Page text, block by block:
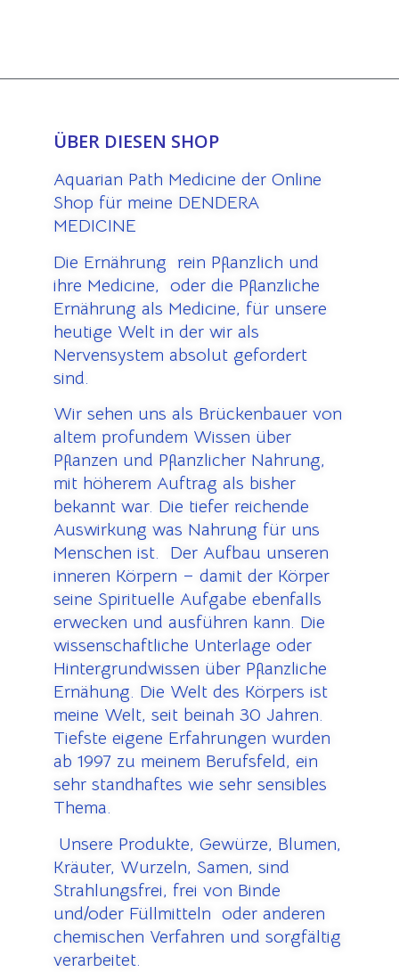
ÜBER DIESEN SHOP
Aquarian Path Medicine der Online
Shop für meine DENDERA
MEDICINE
Die Ernährung rein Pflanzlich und
ihre Medicine, oder die Pflanzliche
Ernährung als Medicine, für unsere
heutige Welt in der wir als
Nervensystem absolut gefordert
sind.
Wir sehen uns als Brückenbauer von
altem profundem Wissen über
Pflanzen und Pflanzlicher Nahrung,
mit höherem Auftrag als bisher
bekannt war. Die tiefer reichende
Auswirkung was Nahrung für uns
Menschen ist. Der Aufbau unseren
inneren Körpern – damit der Körper
seine Spirituelle Aufgabe ebenfalls
erwecken und ausführen kann. Die
wissenschaftliche Unterlage oder
Hintergrundwissen über Pflanzliche
Ernähung. Die Welt des Körpers ist
meine Welt, seit beinah 30 Jahren.
Tiefste eigene Erfahrungen wurden
ab 1997 zu meinem Berufsfeld, ein
sehr standhaftes wie sehr sensibles
Thema.
Unsere Produkte, Gewürze, Blumen,
Kräuter, Wurzeln, Samen, sind
Strahlungsfrei, frei von Binde
und/oder Füllmitteln oder anderen
chemischen Verfahren und sorgfältig
verarbeitet.